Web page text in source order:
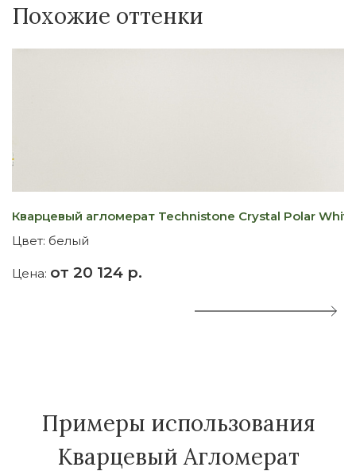
Похожие оттенки
Кварцевый агломерат Technistone Crystal Polar White
Цвет: белый
Цена: от 20 124 р.
Примеры использования
Кварцевый Агломерат